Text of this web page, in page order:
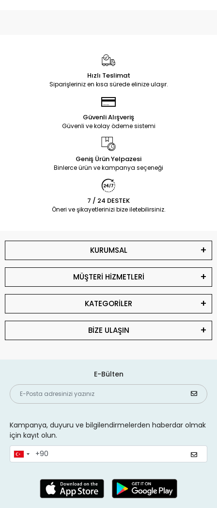
Hızlı Teslimat
Siparişleriniz en kısa sürede elinize ulaşır.
Güvenli Alışveriş
Güvenli ve kolay ödeme sistemi
Geniş Ürün Yelpazesi
Binlerce ürün ve kampanya seçeneği
7 / 24 DESTEK
Öneri ve şikayetlerinizi bize iletebilirsiniz.
KURUMSAL
MÜŞTERİ HİZMETLERİ
KATEGORİLER
BİZE ULAŞIN
E-Bülten
Kampanya, duyuru ve bilgilendirmelerden haberdar olmak
için kayıt olun.